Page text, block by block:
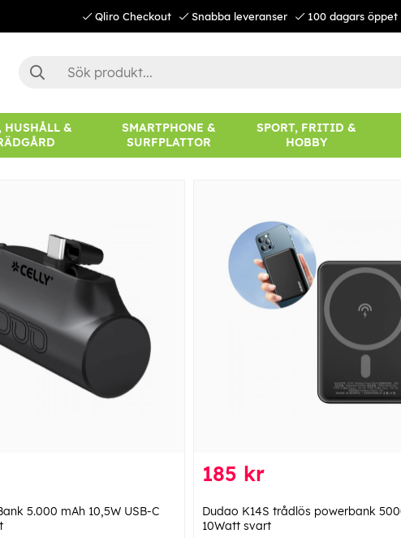
Qliro Checkout Snabba leveranser 100 dagars öppet
HUSHÅLL &
SMARTPHONE &
SURFPLATTOR
SPORT, FRITID &
HOBBY
5.000 mAh 10,5W USB-C
185 kr
Dudao K14S trådlös powerbank
10Watt svart